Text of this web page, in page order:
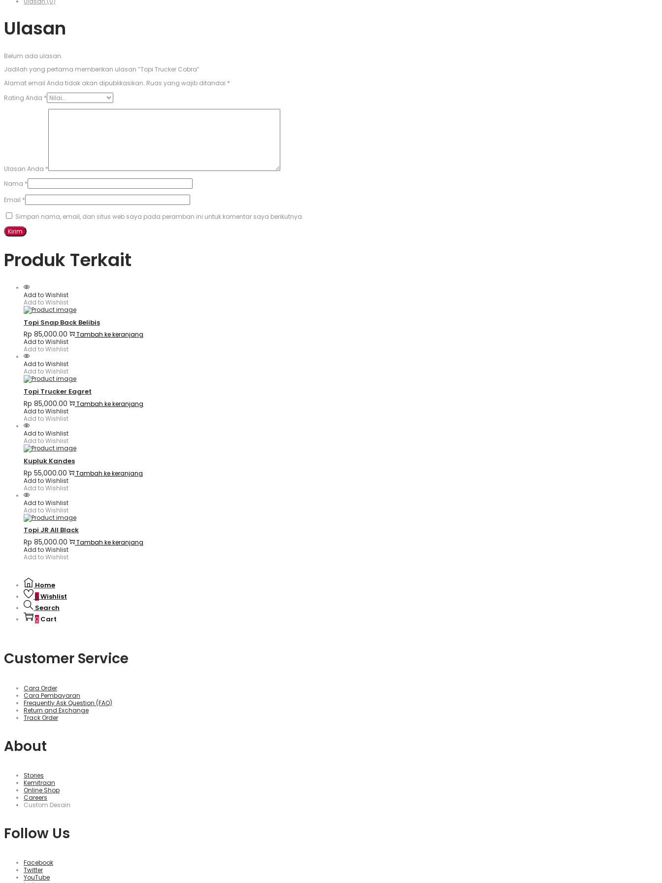
Ulasan
Belum ada ulasan.
Jadilah yang pertama memberikan ulasan “Topi Trucker Cobra”
Alamat email Anda tidak akan dipublikasikan. Ruas yang wajib ditandai *
Rating Anda *
Ulasan Anda *
Nama *
Email *
Simpan nama, email, dan situs web saya pada peramban ini untuk komentar saya berikutnya.
Produk Terkait
Add to Wishlist
Add to Wishlist
Topi Snap Back Belibis
Rp 85,000.00
Tambah ke keranjang
Add to Wishlist
Add to Wishlist
Add to Wishlist
Add to Wishlist
Topi Trucker Eagret
Rp 85,000.00
Tambah ke keranjang
Add to Wishlist
Add to Wishlist
Add to Wishlist
Add to Wishlist
Kupluk Kandes
Rp 55,000.00
Tambah ke keranjang
Add to Wishlist
Add to Wishlist
Add to Wishlist
Add to Wishlist
Topi JR All Black
Rp 85,000.00
Tambah ke keranjang
Add to Wishlist
Add to Wishlist
Home
0 Wishlist
Search
0 Cart
Customer Service
Cara Order
Cara Pembayaran
Frequently Ask Question (FAQ)
Return and Exchange
Track Order
About
Stories
Kemitraan
Online Shop
Careers
Custom Desain
Follow Us
Facebook
Twitter
YouTube